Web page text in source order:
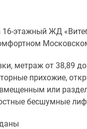
этажный ЖД
метраж от 38,89
прихожие,
или
бесшумные